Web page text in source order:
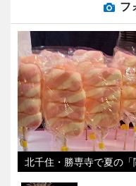
フ
北千住・勝専寺で夏の